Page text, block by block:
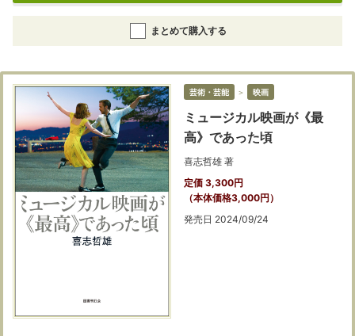
まとめて購入する
芸術・芸能 ＞ 映画
ミュージカル映画が《最
高》であった頃
喜志哲雄 著
定価 3,300円
（本体価格3,000円）
発売日 2024/09/24